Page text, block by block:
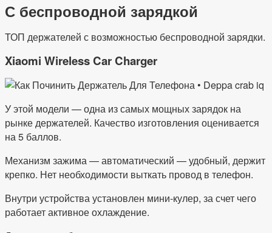
С беспроводной зарядкой
ТОП держателей с возможностью беспроводной зарядки.
Xiaomi Wireless Car Charger
У этой модели — одна из самых мощных зарядок на
рынке держателей. Качество изготовления оценивается
на 5 баллов.
Механизм зажима — автоматический — удобный, держит
крепко. Нет необходимости выткать провод в телефон.
Внутри устройства установлен мини-кулер, за счет чего
работает активное охлаждение.